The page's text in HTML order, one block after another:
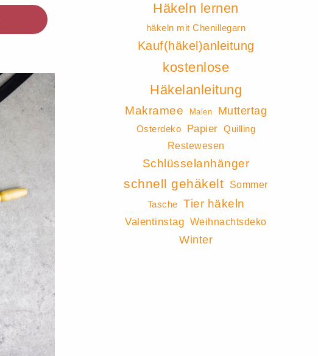
Häkeln lernen
häkeln mit Chenillegarn
Kauf(häkel)anleitung
kostenlose
Häkelanleitung
Makramee Malen Muttertag
Osterdeko Papier Quilling
Restewesen
Schlüsselanhänger
schnell gehäkelt Sommer
Tasche Tier häkeln
Valentinstag Weihnachtsdeko
Winter